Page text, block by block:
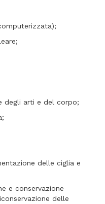
arti e del corpo;
delle ciglia e
conservazione
delle